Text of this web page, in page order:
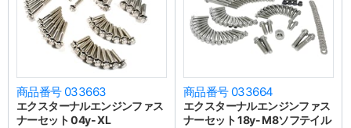
商品番号 033663
エクスターナルエンジンファス
ナーセット 04y- XL
商品番号 033664
エクスターナルエンジンファス
ナーセット 18y- M8ソフテイル